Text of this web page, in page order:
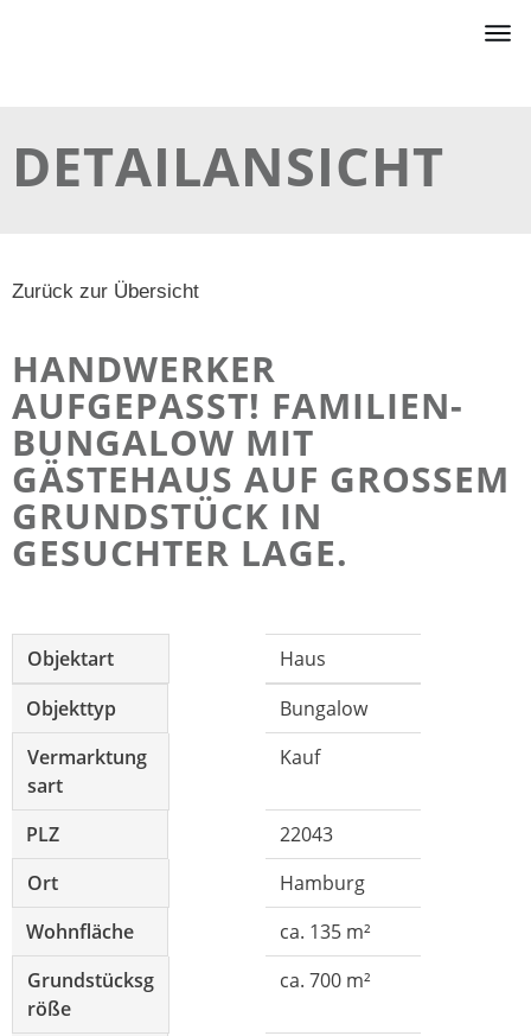
DETAILANSICHT
Zurück zur Übersicht
HANDWERKER
AUFGEPASST! FAMILIEN-
BUNGALOW MIT
GÄSTEHAUS AUF GROSSEM G
RUNDSTÜCK IN G
ESUCHTER LAGE.
Objektart
Haus
Objekttyp
Bungalow
Vermarktung
sart
Kauf
PLZ
22043
Ort
Hamburg
Wohnfläche
ca. 135 m²
Grundstücksg
röße
ca. 700 m²